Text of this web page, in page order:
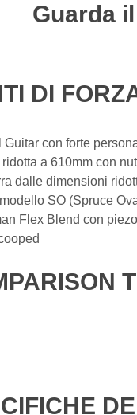
Guarda
DI
Guitar con forte
a 610mm con
dalle dimensioni
SO (Spruce
Flex Blend con